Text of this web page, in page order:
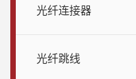
光纤连接器
光纤跳线